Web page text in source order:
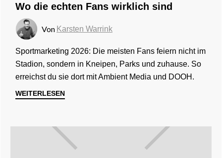
Wo die echten Fans wirklich sind
Von Karsten Warrink
Sportmarketing 2026: Die meisten Fans feiern nicht im
Stadion, sondern in Kneipen, Parks und zuhause. So
erreichst du sie dort mit Ambient Media und DOOH.
WEITERLESEN